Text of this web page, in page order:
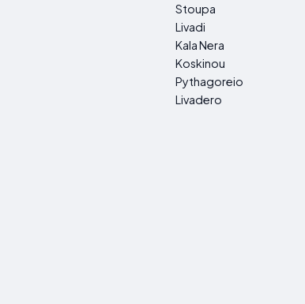
Stoupa
Livadi
Kala Nera
Koskinou
Pythagoreio
Livadero